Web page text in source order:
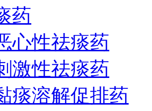
药
心性祛痰药
激性祛痰药
痰溶解促排药